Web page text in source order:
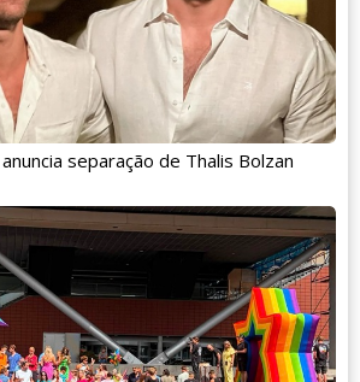
separação de Thalis Bolzan